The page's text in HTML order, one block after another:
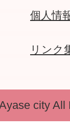
個人情
リンク
city